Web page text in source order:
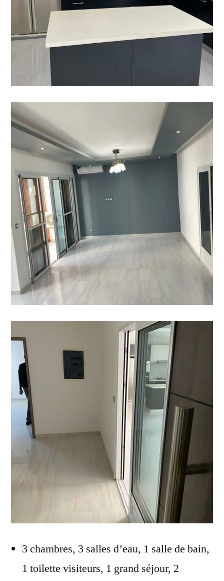
3 chambres, 3 salles d’eau, 1 salle de bain,
1 toilette visiteurs, 1 grand séjour, 2